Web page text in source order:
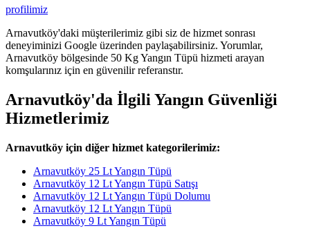
profilimiz
Arnavutköy'daki müşterilerimiz gibi siz de hizmet sonrası
deneyiminizi Google üzerinden paylaşabilirsiniz. Yorumlar,
Arnavutköy bölgesinde 50 Kg Yangın Tüpü hizmeti arayan
komşularınız için en güvenilir referanstır.
Arnavutköy'da İlgili Yangın Güvenliği
Hizmetlerimiz
Arnavutköy için diğer hizmet kategorilerimiz:
Arnavutköy 25 Lt Yangın Tüpü
Arnavutköy 12 Lt Yangın Tüpü Satışı
Arnavutköy 12 Lt Yangın Tüpü Dolumu
Arnavutköy 12 Lt Yangın Tüpü
Arnavutköy 9 Lt Yangın Tüpü